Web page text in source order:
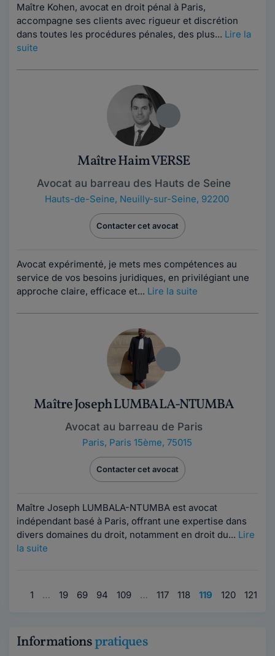
Maître Kohen, avocat en droit pénal à Paris,
accompagne ses clients avec rigueur et discrétion
dans toutes les procédures pénales, des plus... Lire la
suite
Maître Haim VERSE
Avocat au barreau des Hauts de Seine
Hauts-de-Seine, Neuilly-sur-Seine, 92200
Contacter cet avocat
Avocat expérimenté, je mets mes compétences au
service de vos besoins juridiques, en privilégiant une
approche claire, efficace et... Lire la suite
Maître Joseph LUMBALA-NTUMBA
Avocat au barreau de Paris
Paris, Paris 15ème, 75015
Contacter cet avocat
Maître Joseph LUMBALA-NTUMBA est avocat
indépendant basé à Paris, offrant une expertise dans
divers domaines du droit, notamment en droit du... Lire
la suite
1 … 19 69 94 109 … 117 118 119 120 121
Informationspratiques